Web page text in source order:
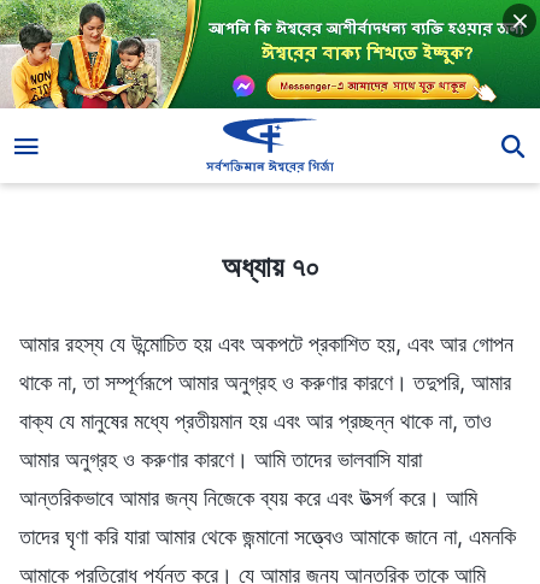
অধ্যায় ৭০
আমার রহস্য যে উন্মোচিত হয় এবং অকপটে প্রকাশিত হয়, এবং আর গোপন
থাকে না, তা সম্পূর্ণরূপে আমার অনুগ্রহ ও করুণার কারণে। তদুপরি, আমার
বাক্য যে মানুষের মধ্যে প্রতীয়মান হয় এবং আর প্রচ্ছন্ন থাকে না, তাও
আমার অনুগ্রহ ও করুণার কারণে। আমি তাদের ভালবাসি যারা
আন্তরিকভাবে আমার জন্য নিজেকে ব্যয় করে এবং উত্সর্গ করে। আমি
তাদের ঘৃণা করি যারা আমার থেকে জন্মানো সত্ত্বেও আমাকে জানে না, এমনকি
আমাকে প্রতিরোধ পর্যন্ত করে। যে আমার জন্য আন্তরিক তাকে আমি